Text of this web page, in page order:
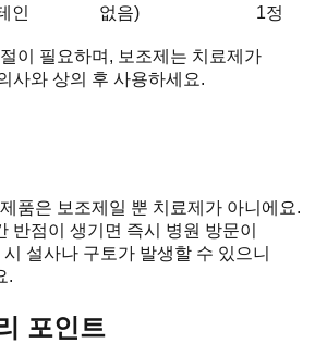
인
없음)
1정
이 필요하며, 보조제는 치료제가
사와 상의 후 사용하세요.
품은 보조제일 뿐 치료제가 아니에요.
반점이 생기면 즉시 병원 방문이
설사나 구토가 발생할 수 있으니
.
포인트